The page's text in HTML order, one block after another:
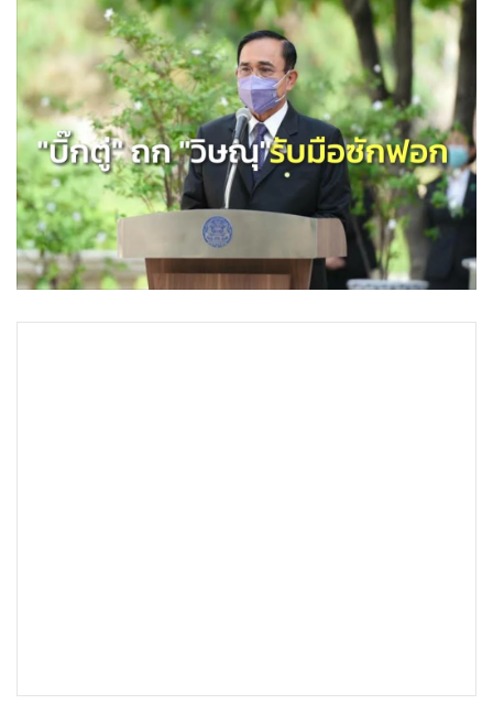
Management & HR
MGR Live
• Infographic
• การเมือง
ท่องเที่ยว
• กีฬา
• ต่างประเทศ
• Special Scoop
• เศรษฐกิจ-ธุรกิจ
• จีน